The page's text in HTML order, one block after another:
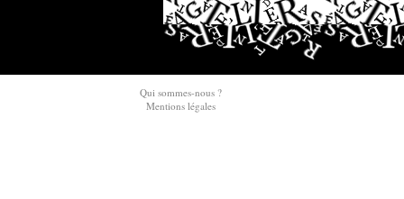
Qui sommes-nous ?
Mentions légales